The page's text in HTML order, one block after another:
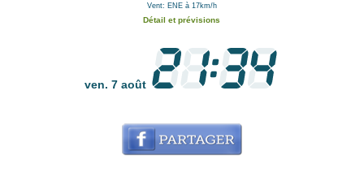
Vent: ENE à 17km/h
Détail et prévisions
ven. 7 août